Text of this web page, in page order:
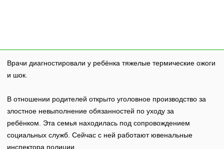
Врачи диагностировали у ребёнка тяжелые термические ожоги
и шок.
В отношении родителей открыто уголовное производство за
злостное невыполнение обязанностей по уходу за
ребёнком. Эта семья находилась под сопровождением
социальных служб. Сейчас с ней работают ювенальные
инспектора полиции,